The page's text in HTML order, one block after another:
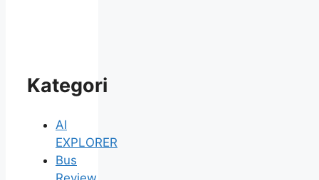
Kategori
AI
EXPLORER
Bus